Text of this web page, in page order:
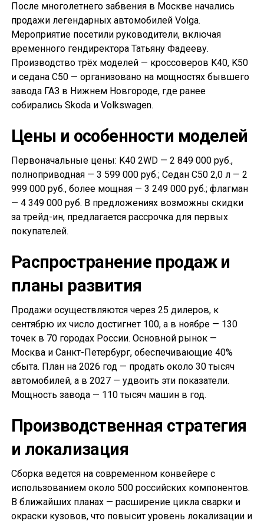
После многолетнего забвения в Москве начались
продажи легендарных автомобилей Volga.
Мероприятие посетили руководители, включая
временного гендиректора Татьяну Фадееву.
Производство трёх моделей — кроссоверов K40, K50
и седана С50 — организовано на мощностях бывшего
завода ГАЗ в Нижнем Новгороде, где ранее
собирались Skoda и Volkswagen.
Цены и особенности моделей
Первоначальные цены: K40 2WD — 2 849 000 руб.,
полноприводная — 3 599 000 руб.; Седан С50 2,0 л — 2
999 000 руб., более мощная — 3 249 000 руб.; флагман
— 4 349 000 руб. В предложениях возможны скидки
за трейд-ин, предлагается рассрочка для первых
покупателей.
Распространение продаж и
планы развития
Продажи осуществляются через 25 дилеров, к
сентябрю их число достигнет 100, а в ноябре — 130
точек в 70 городах России. Основной рынок —
Москва и Санкт-Петербург, обеспечивающие 40%
сбыта. План на 2026 год — продать около 30 тысяч
автомобилей, а в 2027 — удвоить эти показатели.
Мощность завода — 110 тысяч машин в год.
Производственная стратегия
и локализация
Сборка ведется на современном конвейере с
использованием около 500 российских компонентов.
В ближайших планах — расширение цикла сварки и
окраски кузовов, что повысит уровень локализации и